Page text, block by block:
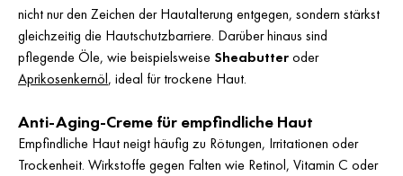
nicht nur den Zeichen der Hautalterung entgegen, sondern stärkst
gleichzeitig die Hautschutzbarriere. Darüber hinaus sind
pflegende Öle, wie beispielsweise Sheabutteroder
Aprikosenkernöl, ideal für trockene Haut.
Anti-Aging-Creme für empfindliche Haut
Empfindliche Haut neigt häufig zu Rötungen, Irritationen oder
Trockenheit. Wirkstoffe gegen Falten wie Retinol, Vitamin C oder